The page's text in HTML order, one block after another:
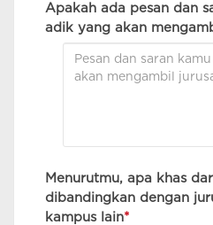
Apakah ada pesan dan
adik yang akan
Menurutmu, apa khas
dibandingkan dengan
kampus lain*